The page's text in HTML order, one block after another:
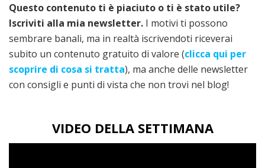
Questo contenuto ti è piaciuto o ti è stato utile?
Iscriviti alla mia newsletter. I motivi ti possono
sembrare banali, ma in realtà iscrivendoti riceverai
subito un contenuto gratuito di valore (clicca qui per
scoprire di cosa si tratta), ma anche delle newsletter
con consigli e punti di vista che non trovi nel blog!
VIDEO DELLA SETTIMANA